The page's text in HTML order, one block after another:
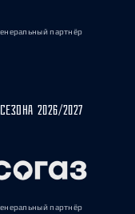
партнёр
2026/2027
партнёр